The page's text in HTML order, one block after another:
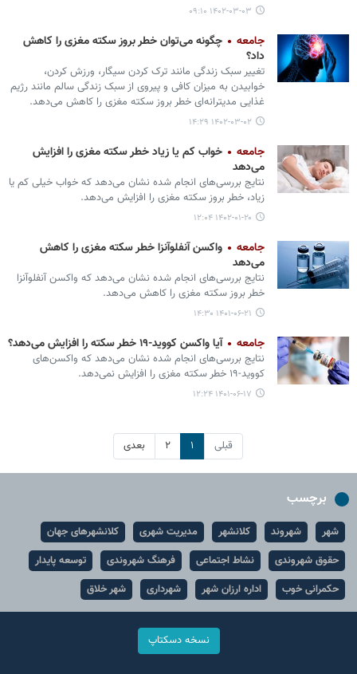
۱۴۰۲-۰۳-۰۳ ۰۹:۱۰
جامعه
چگونه می‌توان خطر بروز سکته مغزی را کاهش
داد؟
تغییر سبک زندگی مانند ترک کردن سیگار، ورزش کردن،
خوابیدن به میزان کافی و پیروی از سبک زندگی سالم مانند رژیم
غذایی مدیترانه‌ای خطر بروز سکته مغزی را کاهش می‌دهد.
۱۴۰۲-۰۳-۰۲ ۱۴:۲۹
جامعه
خواب کم یا زیاد خطر سکته مغزی را افزایش
می‌دهد
نتایج بررسی‌های انجام شده نشان می‌دهد که خواب خیلی کم یا
زیاد، خطر بروز سکته مغزی را افزایش می‌دهد.
۱۴۰۲-۰۱-۲۰ ۱۲:۰۴
جامعه
واکسن آنفلوآنزا خطر سکته مغزی را کاهش
می‌دهد
نتایج بررسی‌های انجام شده نشان می‌دهد که واکسن آنفلوآنزا
خطر بروز سکته مغزی را کاهش می‌دهد.
۱۴۰۱-۰۶-۲۱ ۱۴:۳۰
جامعه آیا واکسن کووید-۱۹ خطر سکته را افزایش می‌دهد؟
نتایج بررسی‌های انجام شده نشان می‌دهد که واکسن‌های
کووید-۱۹ خطر سکته مغزی را افزایش نمی‌دهد.
۱۴۰۱-۰۶-۱۷ ۱۲:۲۴
قبلی ۱ ۲ بعدی
برچسب
شهر شهروند کلانشهر مدیریت شهری
کلانشهرهای جهان
حقوق شهروندی
نشاط اجتماعی فرهنگ شهروندی
توسعه پایدار
حکمرانی خوب
اداره ارزان شهر شهرداری شهر خلاق
نسخه دسکتاپ